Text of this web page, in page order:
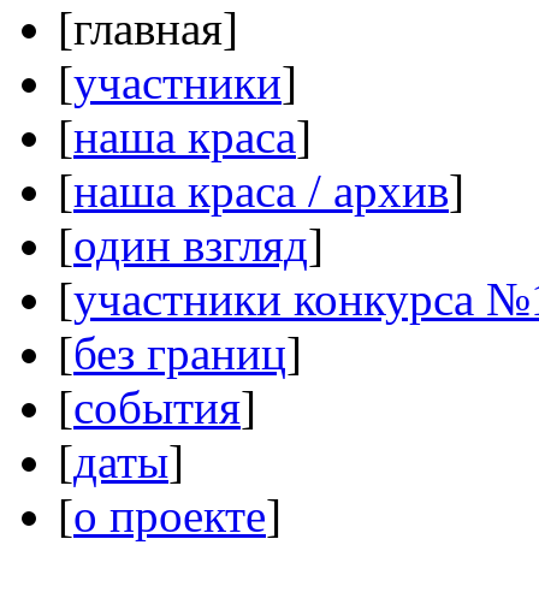
[главная]
[участники]
[наша краса]
[наша краса / архив]
[один взгляд]
[участники конкурса
[без границ]
[события]
[даты]
[о проекте]